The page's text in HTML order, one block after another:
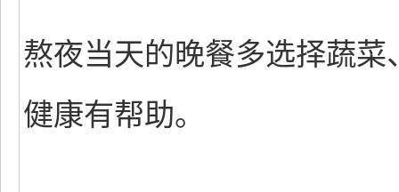
熬夜当天的晚餐多选择蔬
健康有帮助。